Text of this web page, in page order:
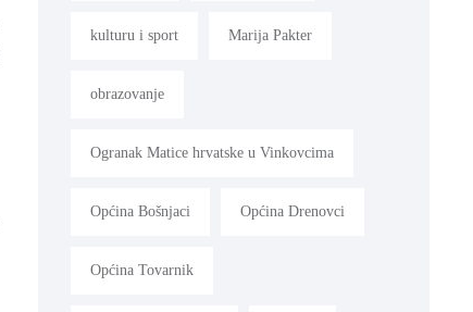
kulturu i sport Marija Pakter
obrazovanje
Ogranak Matice hrvatske u Vinkovcima
Općina Bošnjaci Općina Drenovci
Općina Tovarnik